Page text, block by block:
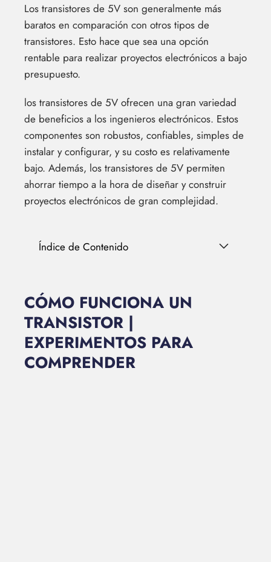
Los transistores de 5V son generalmente más
baratos en comparación con otros tipos de
transistores. Esto hace que sea una opción
rentable para realizar proyectos electrónicos a bajo
presupuesto.
los transistores de 5V ofrecen una gran variedad
de beneficios a los ingenieros electrónicos. Estos
componentes son robustos, confiables, simples de
instalar y configurar, y su costo es relativamente
bajo. Además, los transistores de 5V permiten
ahorrar tiempo a la hora de diseñar y construir
proyectos electrónicos de gran complejidad.
Índice de Contenido
CÓMO FUNCIONA UN
TRANSISTOR |
EXPERIMENTOS PARA
COMPRENDER